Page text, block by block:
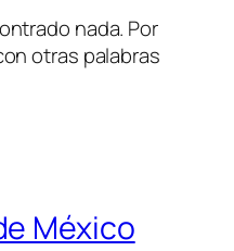
nada. Por
otras palabras
México